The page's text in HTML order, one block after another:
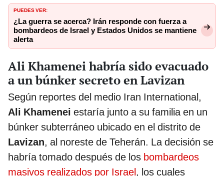
PUEDES VER:
¿La guerra se acerca? Irán responde con fuerza a
bombardeos de Israel y Estados Unidos se mantiene
alerta
Ali Khamenei habría sido evacuado
a un búnker secreto en Lavizan
Según reportes del medio Iran International,
Ali Khamenei estaría junto a su familia en un
búnker subterráneo ubicado en el distrito de
Lavizan, al noreste de Teherán. La decisión se
habría tomado después de los bombardeos
masivos realizados por Israel, los cuales